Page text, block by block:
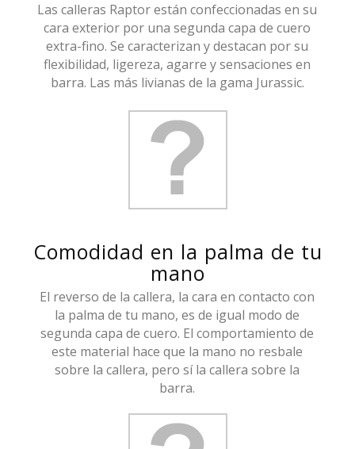
Las calleras Raptor están confeccionadas en su
cara exterior por una segunda capa de cuero
extra-fino. Se caracterizan y destacan por su
flexibilidad, ligereza, agarre y sensaciones en
barra. Las más livianas de la gama Jurassic.
Comodidad en la palma de tu
mano
El reverso de la callera, la cara en contacto con
la palma de tu mano, es de igual modo de
segunda capa de cuero. El comportamiento de
este material hace que la mano no resbale
sobre la callera, pero sí la callera sobre la
barra.